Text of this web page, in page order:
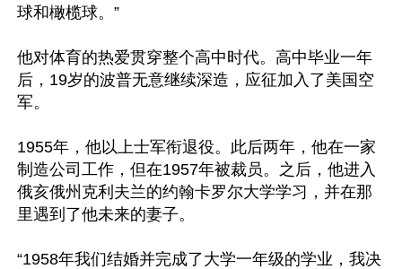
球和橄榄球。”
他对体育的热爱贯穿整个高中时代。高中毕业一年
后，19岁的波普无意继续深造，应征加入了美国空
军。
1955年，他以上士军衔退役。此后两年，他在一家
制造公司工作，但在1957年被裁员。之后，他进入
俄亥俄州克利夫兰的约翰卡罗尔大学学习，并在那
里遇到了他未来的妻子。
“1958年我们结婚并完成了大学一年级的学业，我决